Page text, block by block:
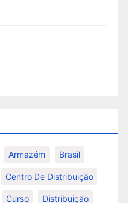
Armazém Brasil
Centro De Distribuição
Curso Distribuição